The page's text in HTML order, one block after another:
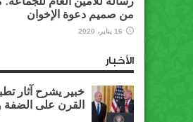
من صميم دعوة الإخوان
16 يناير، 2020
الأخبار
خبير يشرح آثار
القرن على